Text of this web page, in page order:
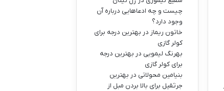
چیست و چه ادعاهایی درباره آن
وجود دارد؟
خاتون ریماز در بهترین درجه برای
کولر گازی
بهرنگ لیمویی در بهترین درجه
برای کولر گازی
بنیامین محولاتی در بهترین
جرثقیل برای بالا بردن مبل از